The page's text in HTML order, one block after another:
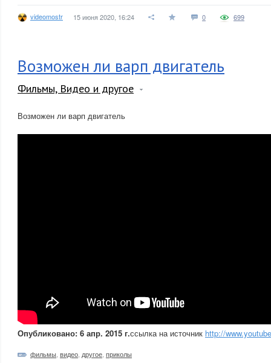
videomostr 15 июня 2020, 16:24 0 699
Возможен ли варп двигатель
Фильмы, Видео и другое
Возможен ли варп двигатель
Опубликовано: 6 апр. 2015 г.ссылка на источник http://
фильмы видео другое приколы